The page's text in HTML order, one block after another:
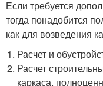
Если требуется
тогда понадобится
как для возведения
Расчет и
Расчет
каркаса,